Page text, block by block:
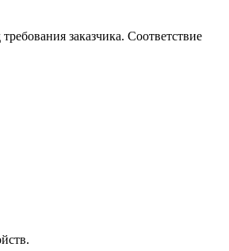
заказчика. Соответствие